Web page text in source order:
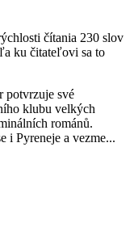
čítania 230 slov
ku čitateľovi sa to
potvrzuje své
klubu velkých
románů.
i Pyreneje a vezme...